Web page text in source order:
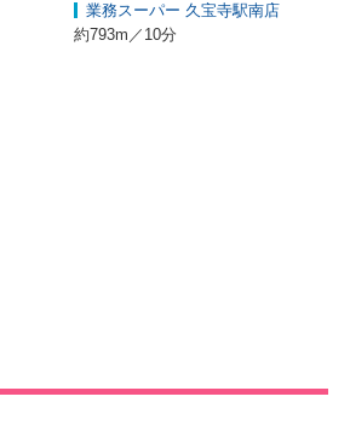
業務スーパー 久宝寺駅南店
約793m／10分